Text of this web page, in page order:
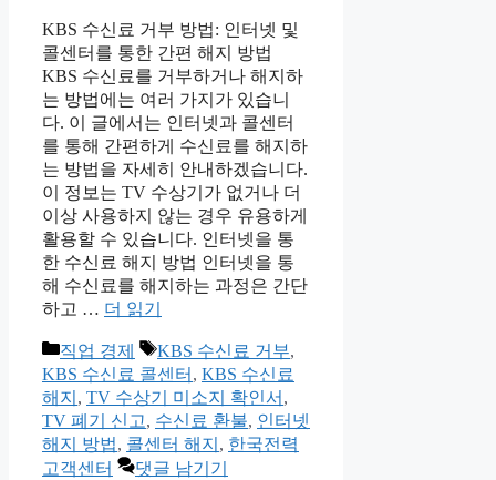
KBS 수신료 거부 방법: 인터넷 및
콜센터를 통한 간편 해지 방법
KBS 수신료를 거부하거나 해지하
는 방법에는 여러 가지가 있습니
다. 이 글에서는 인터넷과 콜센터
를 통해 간편하게 수신료를 해지하
는 방법을 자세히 안내하겠습니다.
이 정보는 TV 수상기가 없거나 더
이상 사용하지 않는 경우 유용하게
활용할 수 있습니다. 인터넷을 통
한 수신료 해지 방법 인터넷을 통
해 수신료를 해지하는 과정은 간단
하고 … 더 읽기
카
테
고
리
직업 경제
태
그
KBS 수신료 거부,
KBS 수신료 콜센터 , KBS 수신료
해지 , TV 수상기 미소지 확인서 ,
TV 폐기 신고, 수신료 환불, 인터넷
해지 방법, 콜센터 해지 , 한국전력
고객센터
댓글 남기기